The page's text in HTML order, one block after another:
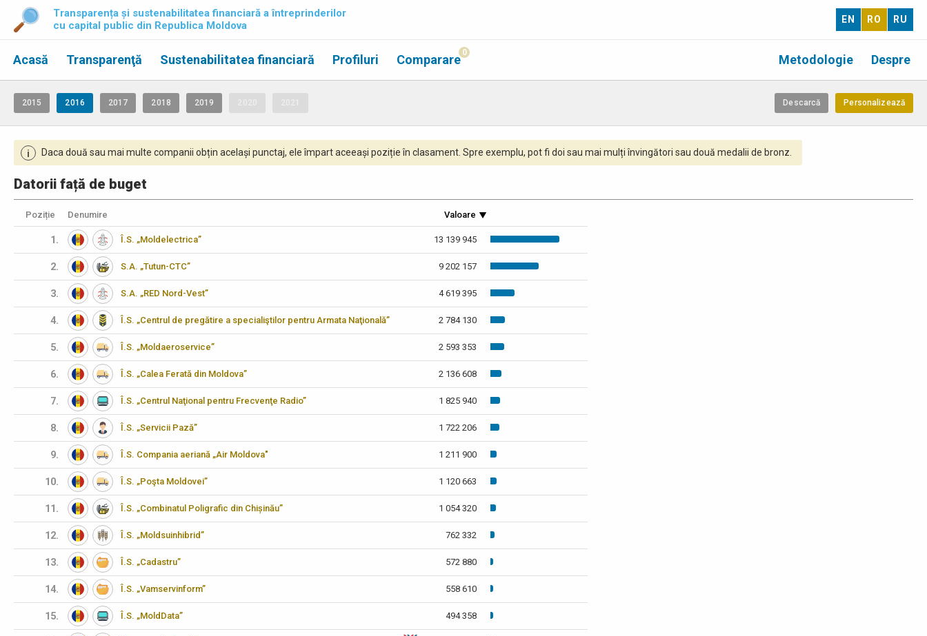
Transparența și sustenabilitatea financiară a întreprinderilor
cu capital public din Republica Moldova
EN RO RU
Acasă Transparenţă Despre
Metodologie
Sustenabilitatea financiară Profiluri Comparare 0
2015 2016 2017 2018 2019 Personalizează
Descarcă
i Daca două sau mai multe companii obțin același punctaj, ele împart aceeași poziție în clasament. Spre exemplu, pot fi doi sau mai mulți învingători sau două medalii de bronz.
Datorii față de buget
Poziție Denumire Valoare
1. Î.S. „Moldelectrica” 13 139 945
2. S.A. „Tutun-CTC” 9 202 157
3. S.A. „RED Nord-Vest” 4 619 395
4. Î.S. „Centrul de pregătire a specialiştilor pentru Armata Naţională” 2 784 130
5. Î.S. „Moldaeroservice” 2 593 353
6. Î.S. „Calea Ferată din Moldova” 2 136 608
7. Î.S. „Centrul Naţional pentru Frecvenţe Radio” 1 825 940
8. Î.S. „Servicii Pază” 1 722 206
9. Î.S. Compania aeriană „Air Moldova" 1 211 900
10. Î.S. „Poşta Moldovei” 1 120 663
11. Î.S. „Combinatul Poligrafic din Chișinău” 1 054 320
12. Î.S. „Moldsuinhibrid” 762 332
13. Î.S. „Cadastru” 572 880
14. Î.S. „Vamservinform” 558 610
15. Î.S. „MoldData” 494 358